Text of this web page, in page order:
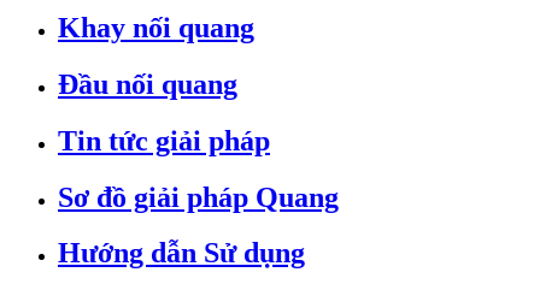
Khay nối quang
Đầu nối quang
Tin tức giải pháp
Sơ đồ giải pháp Quang
Hướng dẫn Sử dụng